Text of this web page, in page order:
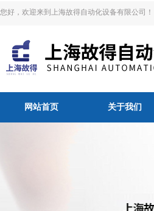
您好，欢迎来到上海故得自动化设备有限公司！
网站首页 关于我们